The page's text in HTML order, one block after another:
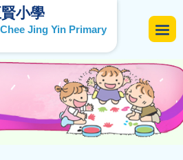
小學
Jing Yin Primary